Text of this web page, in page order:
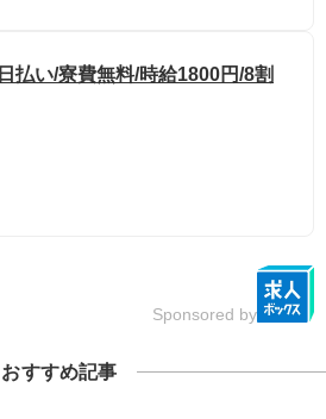
払い/寮費無料/時給1800円/8割
Sponsored by
おすすめ記事